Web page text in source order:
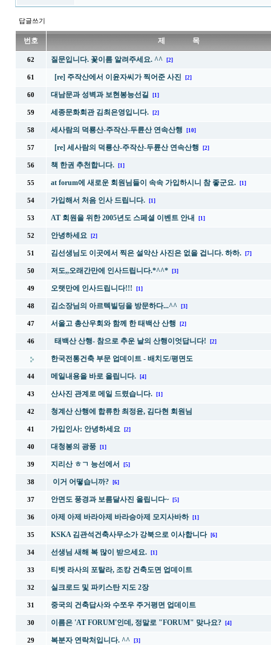
답글쓰기
번호 제 목
62 질문입니다. 꽃이름 알려주세요. ^^ [2]
61 [re] 주작산에서 이윤자씨가 찍어준 사진 [2]
60 대남문과 성벽과 보현봉능선길 [1]
59 세종문화회관 김최은영입니다. [2]
58 세사람의 덕룡산-주작산-두륜산 연속산행 [10]
57 [re] 세사람의 덕룡산-주작산-두륜산 연속산행 [2]
56 책 한권 추천합니다. [1]
55 at forum에 새로운 회원님들이 속속 가입하시니 참 좋군요. [1]
54 가입해서 처음 인사 드립니다. [1]
53 AT 회원을 위한 2005년도 스페셜 이벤트 안내 [1]
52 안녕하세요 [2]
51 김선생님도 이곳에서 찍은 설악산 사진은 없을 겁니다. 하하. [7]
50 저도,,오래간만에 인사드립니다.*^^* [3]
49 오랫만에 인사드립니다!!! [1]
48 김소장님의 아르텍빌딩을 방문하다...^^ [3]
47 서울고 총산우회와 함께 한 태백산 산행 [2]
46 태백산 산행- 참으로 추운 날의 산행이엇답니다! [2]
한국전통건축 부문 업데이트 - 배치도/평면도
44 메일내용을 바로 올립니다. [4]
43 산사진 관계로 메일 드렸습니다. [1]
42 청계산 산행에 합류한 최정윤, 김다현 회원님
41 가입인사: 안녕하세요 [2]
40 대청봉의 광풍 [1]
39 지리산 ㅎㄱ 능선에서 [5]
38 이거 어떻습니까? [6]
37 안면도 풍경과 보름달사진 올립니다~ [5]
36 아제 아제 바라아제 바라승아제 모지사바하 [1]
35 KSKA 김관석건축사무소가 강북으로 이사합니다 [6]
34 선생님 새해 복 많이 받으세요. [1]
33 티벳 라사의 포탈라, 조캉 건축도면 업데이트
32 실크로드 및 파키스탄 지도 2장
31 중국의 건축답사와 수쪼우 주거평면 업데이트
30 이름은 'AT FORUM'인데, 정말로 "FORUM" 맞나요? [4]
29 복분자 연락처입니다. ^^ [3]